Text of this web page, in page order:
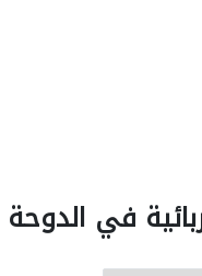
في الدوحة